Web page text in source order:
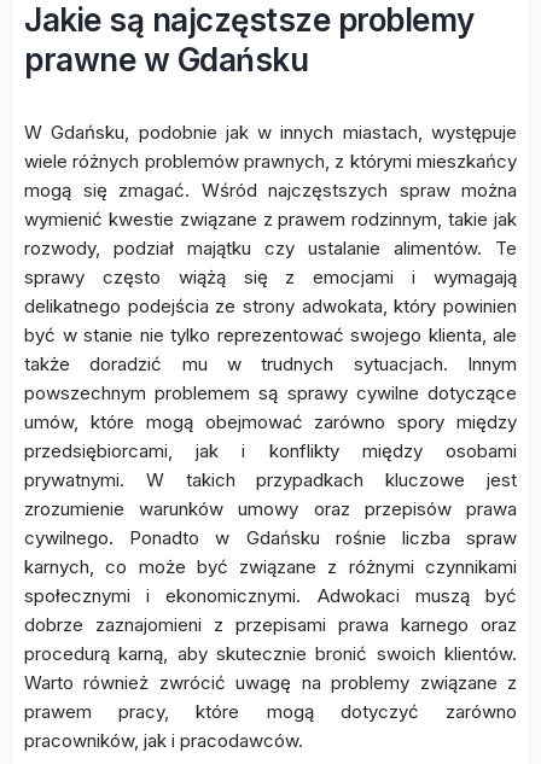
Jakie są najczęstsze problemy
prawne w Gdańsku
W Gdańsku, podobnie jak w innych miastach, występuje
wiele różnych problemów prawnych, z którymi mieszkańcy
mogą się zmagać. Wśród najczęstszych spraw można
wymienić kwestie związane z prawem rodzinnym, takie jak
rozwody, podział majątku czy ustalanie alimentów. Te
sprawy często wiążą się z emocjami i wymagają
delikatnego podejścia ze strony adwokata, który powinien
być w stanie nie tylko reprezentować swojego klienta, ale
także doradzić mu w trudnych sytuacjach. Innym
powszechnym problemem są sprawy cywilne dotyczące
umów, które mogą obejmować zarówno spory między
przedsiębiorcami, jak i konflikty między osobami
prywatnymi. W takich przypadkach kluczowe jest
zrozumienie warunków umowy oraz przepisów prawa
cywilnego. Ponadto w Gdańsku rośnie liczba spraw
karnych, co może być związane z różnymi czynnikami
społecznymi i ekonomicznymi. Adwokaci muszą być
dobrze zaznajomieni z przepisami prawa karnego oraz
procedurą karną, aby skutecznie bronić swoich klientów.
Warto również zwrócić uwagę na problemy związane z
prawem pracy, które mogą dotyczyć zarówno
pracowników, jak i pracodawców.